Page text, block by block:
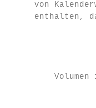
von
enthalten,
Volumen